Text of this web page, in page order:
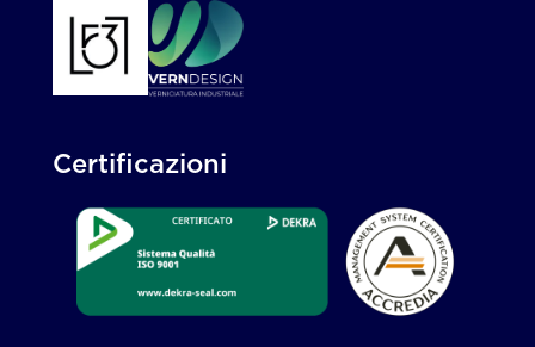
Certificazioni